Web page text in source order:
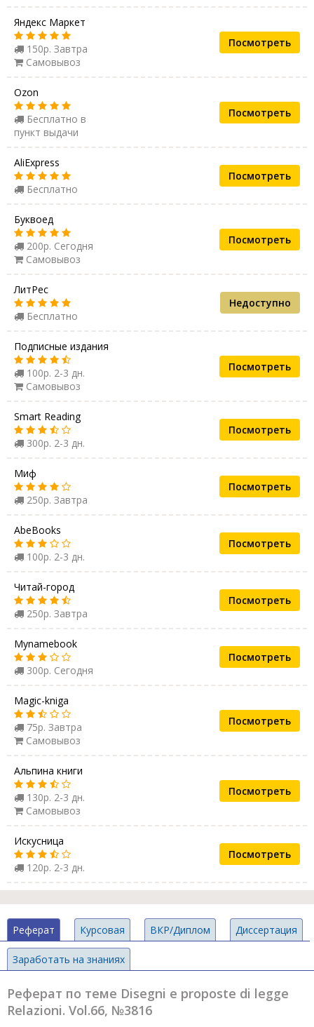
Яндекс Маркет
150р. Завтра
Самовывоз
Посмотреть
Ozon
Бесплатно в
пункт выдачи
Посмотреть
AliExpress
Бесплатно
Посмотреть
Буквоед
200р. Сегодня
Самовывоз
Посмотреть
ЛитРес
Бесплатно
Недоступно
Подписные издания
100р. 2-3 дн.
Самовывоз
Посмотреть
Smart Reading
300р. 2-3 дн.
Посмотреть
Миф
250р. Завтра
Посмотреть
AbeBooks
100р. 2-3 дн.
Посмотреть
Читай-город
250р. Завтра
Посмотреть
Mynamebook
300р. Сегодня
Посмотреть
Magic-kniga
75р. Завтра
Самовывоз
Посмотреть
Альпина книги
130р. 2-3 дн.
Самовывоз
Посмотреть
Искусница
120р. 2-3 дн.
Посмотреть
Реферат Курсовая ВКР/Диплом Диссертация
Заработать на знаниях
Реферат по теме Disegni e proposte di legge
Relazioni. Vol.66, №3816